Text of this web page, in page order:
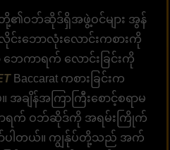
တို့၏ဝဘ်ဆိုဒ်ရှိအဖွဲ့ဝင်များ အွန်
းဘောလုံးလောင်းကစားကို
ေကာရက် လောင်းခြင်းကို
Baccarat ကစားခြင်းက
အချိန်အကြာကြီးစောင့်စရာမ
ာရက် ဝဘ်ဆိုဒ်ကို အရမ်းကြိုက်
ါတယ်။ ကျွန်ုပ်တို့သည် အက်